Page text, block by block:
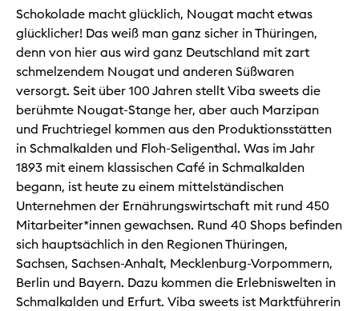
Schokolade macht glücklich, Nougat macht etwas
glücklicher! Das weiß man ganz sicher in Thüringen,
denn von hier aus wird ganz Deutschland mit zart
schmelzendem Nougat und anderen Süßwaren
versorgt. Seit über 100 Jahren stellt Viba sweets die
berühmte Nougat-Stange her, aber auch Marzipan
und Fruchtriegel kommen aus den Produktionsstätten
in Schmalkalden und Floh-Seligenthal. Was im Jahr
1893 mit einem klassischen Café in Schmalkalden
begann, ist heute zu einem mittelständischen
Unternehmen der Ernährungswirtschaft mit rund 450
Mitarbeiter*innen gewachsen. Rund 40 Shops befinden
sich hauptsächlich in den Regionen Thüringen,
Sachsen, Sachsen-Anhalt, Mecklenburg-Vorpommern,
Berlin und Bayern. Dazu kommen die Erlebniswelten in
Schmalkalden und Erfurt. Viba sweets ist Marktführerin